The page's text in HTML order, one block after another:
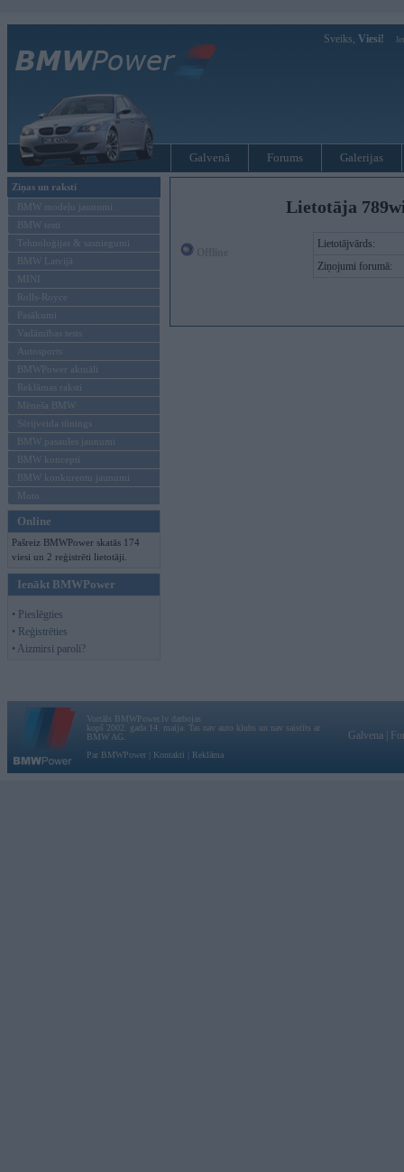
Sveiks, Viesi!
Galvenā Forums Galerijas
Ziņas un raksti
BMW modeļu jaunumi
BMW testi
Tehnoloģijas & sasniegumi
BMW Latvijā
MINI
Rolls-Royce
Pasākumi
Vadāmības tests
Autosports
BMWPower aktuāli
Reklāmas raksti
Mēneša BMW
Sērijveida tūnings
BMW pasaules jaunumi
BMW koncepti
BMW konkurentu jaunumi
Moto
Online
Pašreiz BMWPower skatās 174
viesi un 2 reģistrēti lietotāji.
Ienākt BMWPower
• Pieslēgties
• Reģistrēties
• Aizmirsi paroli?
Lietotāja
Lietotājvārds:
Ziņojumi forumā:
Vortāls BMWPower.lv darbojas
kopš 2002. gada 14. maija. Tas nav auto klubs un nav saistīts ar
BMW AG.
Par BMWPower
Kontakti Reklāma
Galvena